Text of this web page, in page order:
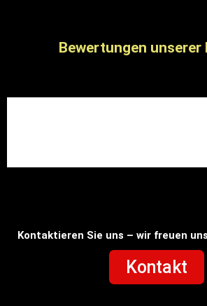
Bewertungen unserer
Kontaktieren Sie uns – wir freuen
Kontakt